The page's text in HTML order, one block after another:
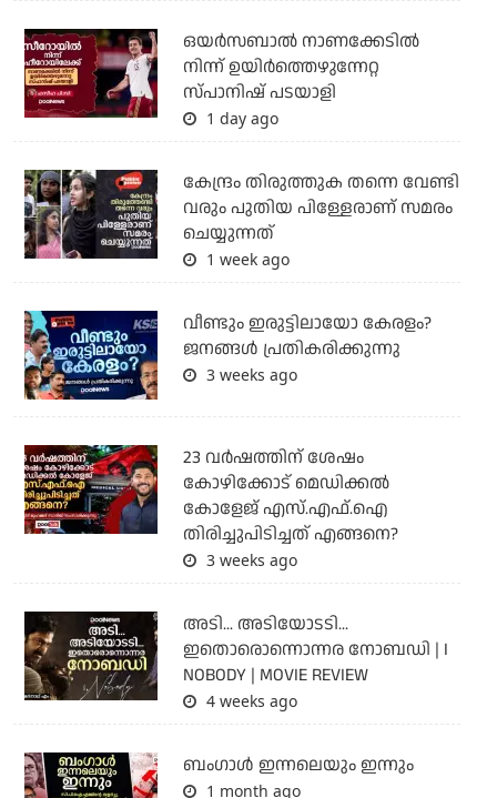
ഒയര്‍സബാൽ നാണക്കേടിൽ
നിന്ന് ഉയിർത്തെഴുന്നേറ്റ
സ്പാനിഷ് പടയാളി
1 day ago
കേന്ദ്രം തിരുത്തുക തന്നെ വേണ്ടി
വരും പുതിയ പിള്ളേരാണ് സമരം
ചെയ്യുന്നത്
1 week ago
വീണ്ടും ഇരുട്ടിലായോ കേരളം?
ജനങ്ങൾ പ്രതികരിക്കുന്നു
3 weeks ago
23 വർഷത്തിന് ശേഷം
കോഴിക്കോട് മെഡിക്കൽ
കോളേജ് എസ്.എഫ്.ഐ
തിരിച്ചുപിടിച്ചത് എങ്ങനെ?
3 weeks ago
അടി... അടിയോടടി...
ഇതൊരൊന്നൊന്നര നോബഡി | I
NOBODY | MOVIE REVIEW
4 weeks ago
ബംഗാള്‍ ഇന്നലെയും ഇന്നും
1 month ago